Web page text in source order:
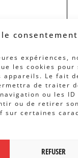
expériences,
les cookies pour
appareils. Le fait
de traiter
ou les
ou de retirer
sur certaines
REFUSER
BANLIEUES ASBL